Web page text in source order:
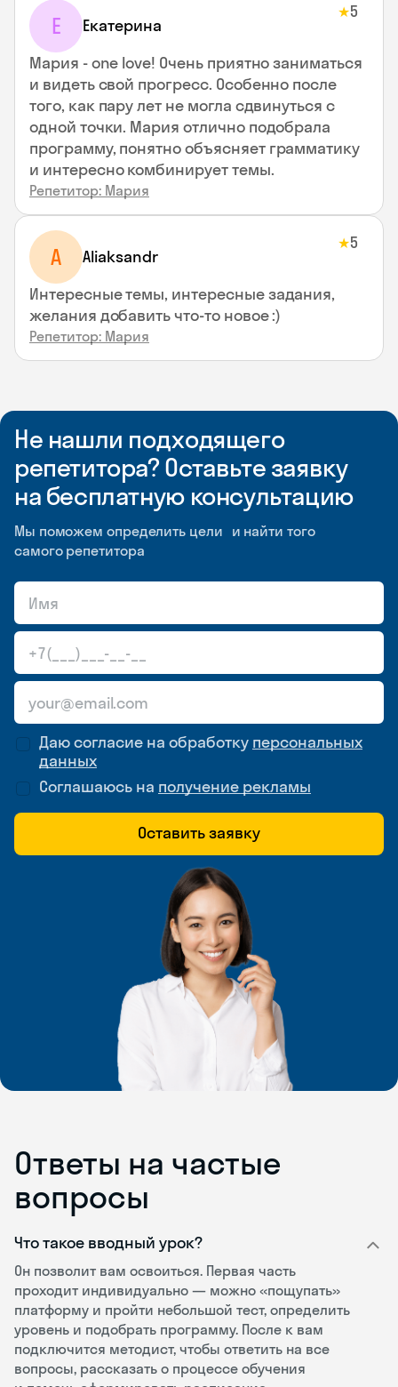
Е Екатерина
★5
Мария - one love! Очень приятно заниматься
и видеть свой прогресс. Особенно после
того, как пару лет не могла сдвинуться с
одной точки. Мария отлично подобрала
программу, понятно объясняет грамматику
и интересно комбинирует темы.
Репетитор: Мария
A Aliaksandr
★5
Интересные темы, интересные задания,
желания добавить что-то новое :)
Репетитор: Мария
Не нашли подходящего
репетитора? Оставьте заявку
на бесплатную консультацию
Мы поможем определить цели и найти того
самого репетитора
Даю согласие на обработку персональных
данных
Соглашаюсь на получение рекламы
Оставить заявку
Ответы на частые
вопросы
Что такое вводный урок?
Он позволит вам освоиться. Первая часть
проходит индивидуально — можно «пощупать»
платформу и пройти небольшой тест, определить
уровень и подобрать программу. После к вам
подключится методист, чтобы ответить на все
вопросы, рассказать о процессе обучения